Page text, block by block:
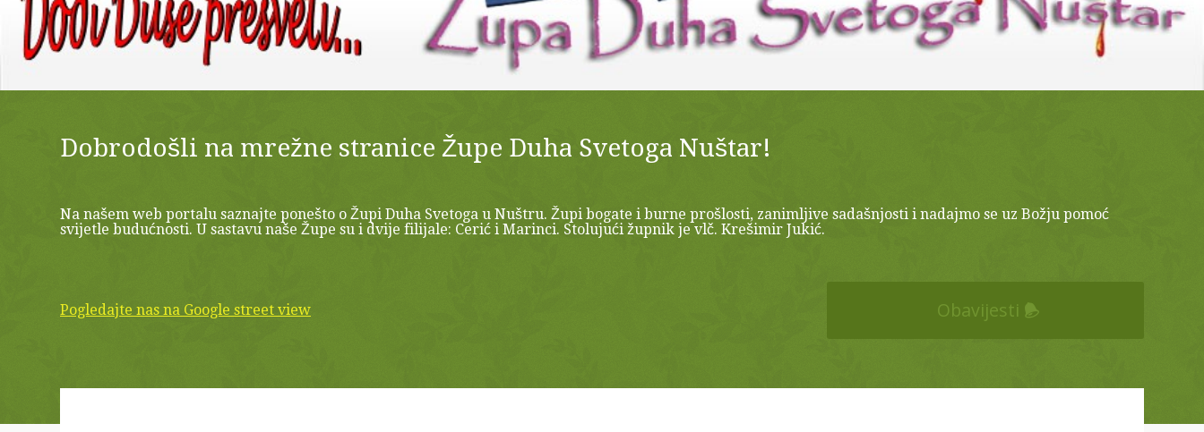
Dobrodošli na mrežne stranice Župe Duha Svetoga Nuštar!
Na našem web portalu saznajte ponešto o Župi Duha Svetoga u Nuštru. Župi bogate i burne prošlosti, zanimljive sadašnjosti i nadajmo se uz Božju pomoć
svijetle budućnosti. U sastavu naše Župe su i dvije filijale: Cerić i Marinci. Stolujući župnik je vlč. Krešimir Jukić.
Pogledajte nas na Google street view Obavijesti